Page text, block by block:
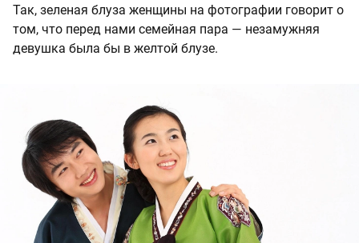
Так, зеленая блуза женщины на фотографии говорит о
том, что перед нами семейная пара — незамужняя
девушка была бы в желтой блузе.